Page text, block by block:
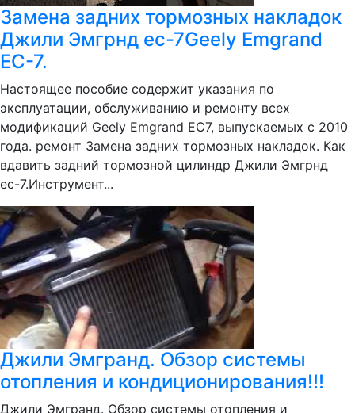
Замена задних тормозных накладок
Джили Эмгрнд ес-7Geely Emgrand
EC-7.
Настоящее пособие содержит указания по
эксплуатации, обслуживанию и ремонту всех
модификаций Geely Emgrand EC7, выпускаемых с 2010
года. ремонт Замена задних тормозных накладок. Как
вдавить задний тормозной цилиндр Джили Эмгрнд
ес-7.Инструмент...
Джили Эмгранд. Обзор системы
отопления и кондиционирования!!!
Джили Эмгранд. Обзор системы отопления и